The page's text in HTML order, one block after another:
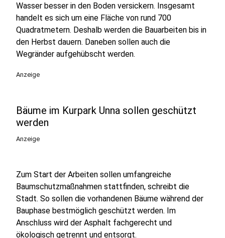
Wasser besser in den Boden versickern. Insgesamt
handelt es sich um eine Fläche von rund 700
Quadratmetern. Deshalb werden die Bauarbeiten bis in
den Herbst dauern. Daneben sollen auch die
Wegränder aufgehübscht werden.
Anzeige
Bäume im Kurpark Unna sollen geschützt
werden
Anzeige
Zum Start der Arbeiten sollen umfangreiche
Baumschutzmaßnahmen stattfinden, schreibt die
Stadt. So sollen die vorhandenen Bäume während der
Bauphase bestmöglich geschützt werden. Im
Anschluss wird der Asphalt fachgerecht und
ökologisch getrennt und entsorgt.